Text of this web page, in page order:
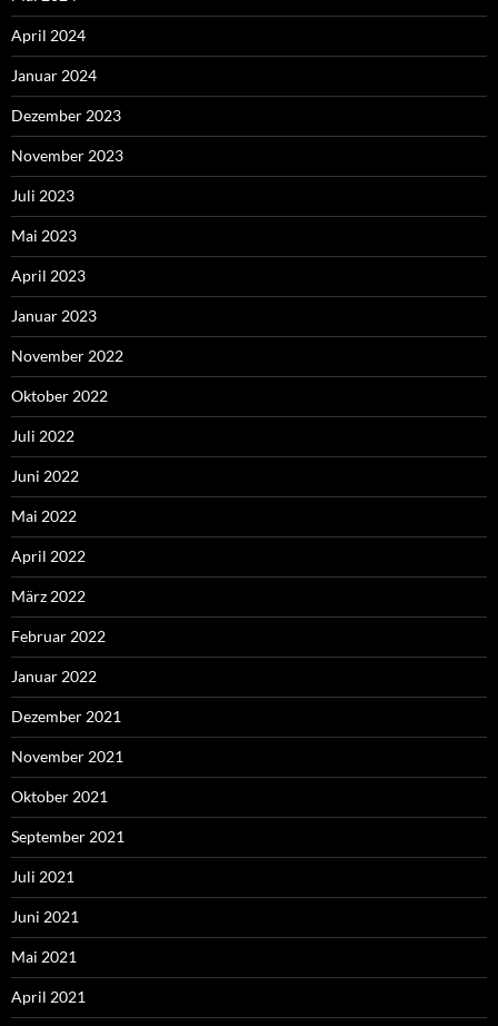
April 2024
Januar 2024
Dezember 2023
November 2023
Juli 2023
Mai 2023
April 2023
Januar 2023
November 2022
Oktober 2022
Juli 2022
Juni 2022
Mai 2022
April 2022
März 2022
Februar 2022
Januar 2022
Dezember 2021
November 2021
Oktober 2021
September 2021
Juli 2021
Juni 2021
Mai 2021
April 2021